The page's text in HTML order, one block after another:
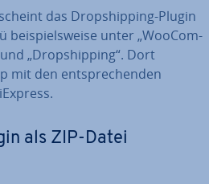
das Drop­ship­ping-Plugin
bei­spiels­wei­se unter „Woo­Com­
„Drop­ship­ping“. Dort
mit den ent­spre­chen­den
als ZIP-Datei